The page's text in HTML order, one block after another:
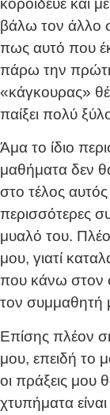
κορόιδευε και
βάλω τον άλλο
πως αυτό που
πάρω την
«κάγκουρας»
παίξει πολύ
Άμα το ίδιο
μαθήματα δεν
στο τέλος αυτός
περισσότερες
μυαλό του.
μου, γιατί
που κάνω στον
τον συμμαθητή
Επίσης πλέον
μου, επειδή το
οι πράξεις μου
χτυπήματα